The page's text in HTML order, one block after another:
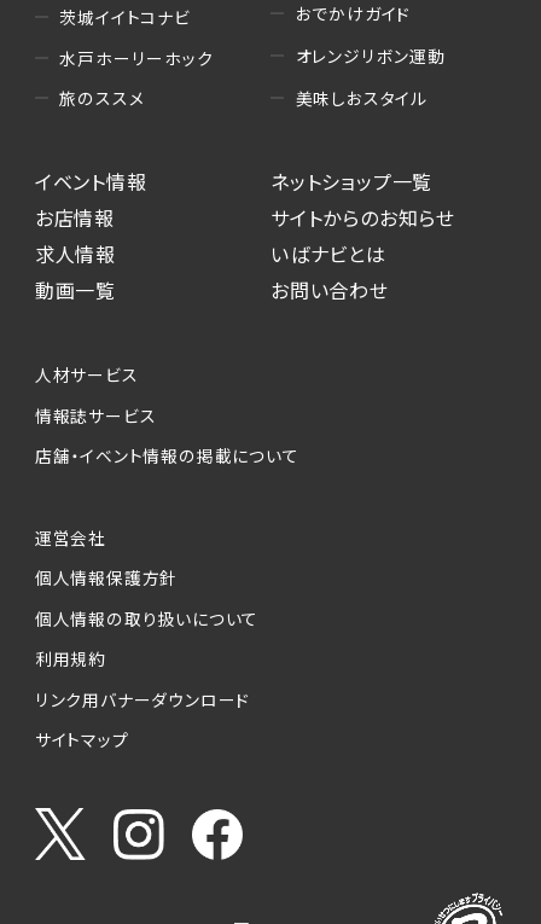
茨城イイトコナビ
水戸ホーリーホック
旅のススメ
おでかけガイド
オレンジリボン運動
美味しおスタイル
イベント情報
お店情報
求人情報
動画一覧
ネットショップ一覧
サイトからのお知らせ
いばナビとは
お問い合わせ
人材サービス
情報誌サービス
店舗・イベント情報の掲載について
運営会社
個人情報保護方針
個人情報の取り扱いについて
利用規約
リンク用バナーダウンロード
サイトマップ